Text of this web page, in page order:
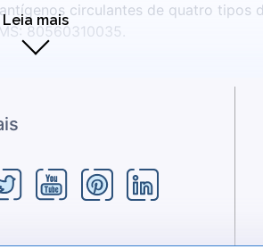
circulantes de quatro tipos de
Registro ANVISA/MS: 80560310035.
Leia mais